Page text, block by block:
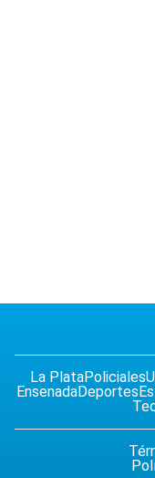
La PlataPoliciales
EnsenadaDeportes